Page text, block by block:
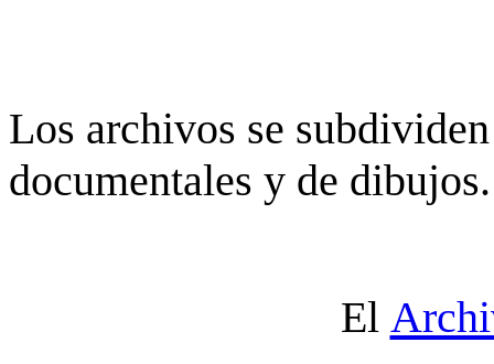
Los archivos se
documentales y de dibujos.
El